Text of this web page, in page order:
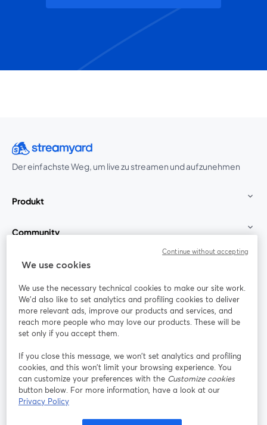
Der einfachste Weg, um live zu streamen und aufzunehmen
Produkt
Community
StreamYard für
Mitmachen
Webinar Facebook
wird in einem neuen Tab geöffnet
X (Twitter)
wird in einem neuen Tab geöffnet
Nutzungsbedingungen
wird in einem neuen Tab geöffnet
We use cookies
We use the necessary technical cookies to make our site work.
We'd also like to set analytics and profiling cookies to deliver
more relevant ads, improve our products and services, and
reach more people who may love our products. These will be
set only if you accept them.
If you close this message, we won’t set analytics and profiling
cookies, and this won’t limit your browsing experience. You
can customize your preferences with the Customize cookies
button below. For more information, have a look at our
Privacy Policy
Continue without accepting